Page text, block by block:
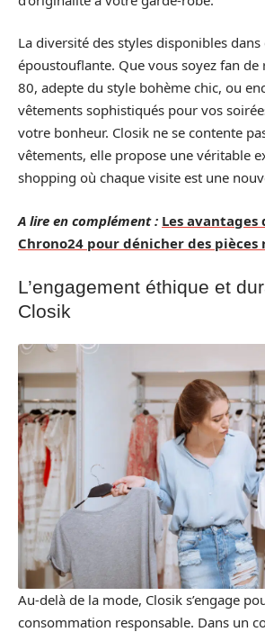
La diversité des styles disponibles
époustouflante. Que vous soyez fan de
80, adepte du style bohème chic, ou
vêtements sophistiqués pour vos
votre bonheur. Closik ne se contente
vêtements, elle propose une véritable
shopping où chaque visite est une
A lire en complément : Les
Chrono24 pour dénicher des pièces
L’engagement éthique et
Closik
Au-delà de la mode, Closik s’engage
consommation responsable. Dans un